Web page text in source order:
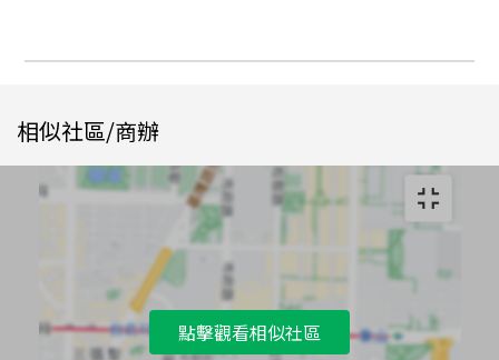
相似社區/商辦
點擊觀看相似社區